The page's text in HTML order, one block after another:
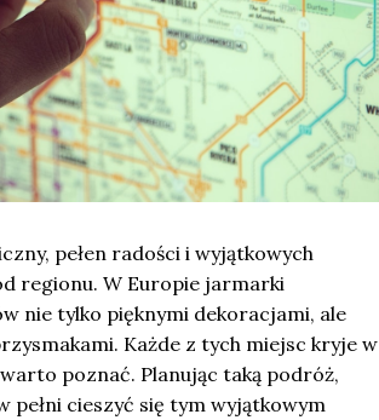
pełen radości i wyjątkowych
regionu. W Europie jarmarki
nie tylko pięknymi dekoracjami, ale
Każde z tych miejsc kryje w
poznać. Planując taką podróż,
pełni cieszyć się tym wyjątkowym